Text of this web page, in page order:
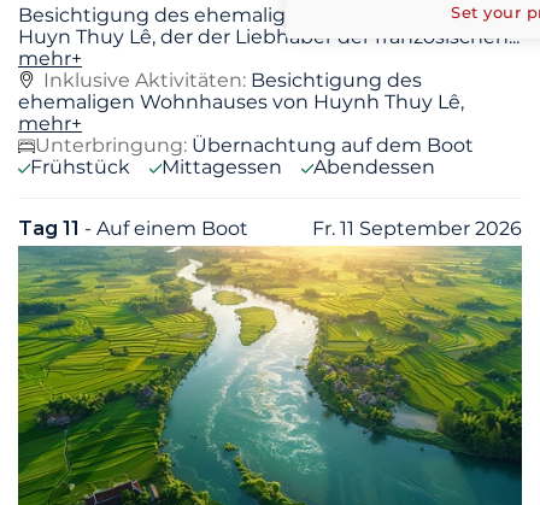
Besichtigung des ehemaligen Wohnhauses von
Huyn Thuy Lê, der der Liebhaber der französischen...
mehr+
Inklusive Aktivitäten: Besichtigung des
ehemaligen Wohnhauses von Huynh Thuy Lê,
mehr+
Unterbringung: Übernachtung auf dem Boot
Frühstück
Mittagessen Abendessen
Tag 11 - Auf einem Boot Fr. 11 September 2026
Set your